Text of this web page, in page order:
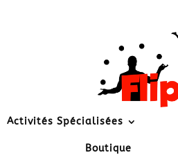
Activités Spécialisées
Boutique